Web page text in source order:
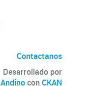
Contactanos
Desarrollado por
Andinocon CKAN